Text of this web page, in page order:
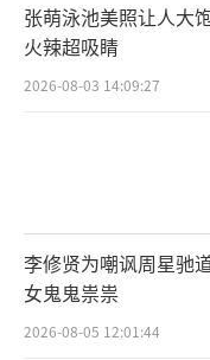
张萌泳池美照让人大
火辣超吸睛
2026-08-03 14:09:27
李修贤为嘲讽周星驰
女鬼鬼祟祟
2026-08-05 12:01:44